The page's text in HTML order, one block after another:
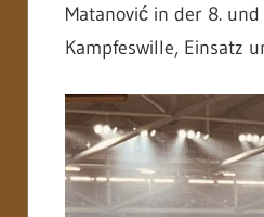
Matanović in der 8.
Kampfeswille, Einsatz